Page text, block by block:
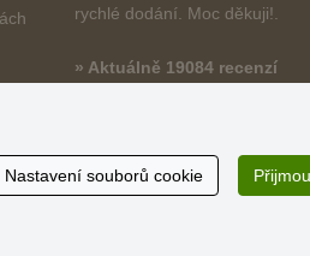
rychlé dodání. Moc děkuji!.
» Aktuálně 19084 recenzí
Nastavení souborů cookie